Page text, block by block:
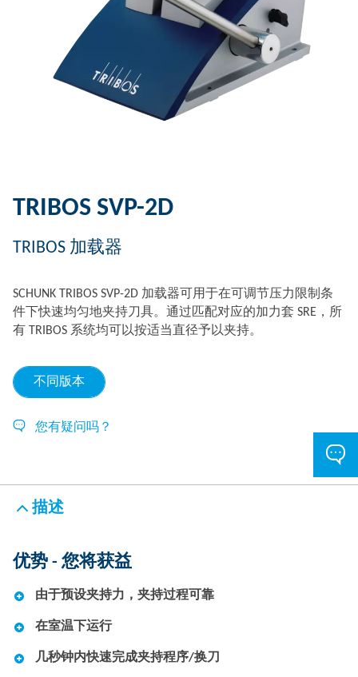
TRIBOS SVP-2D
TRIBOS 加载器
SCHUNK TRIBOS SVP-2D 加载器可用于在可调节压力限制条
件下快速均匀地夹持刀具。通过匹配对应的加力套 SRE，所
有 TRIBOS 系统均可以按适当直径予以夹持。
不同版本
您有疑问吗？
描述
优势 - 您将获益
由于预设夹持力，夹持过程可靠
在室温下运行
几秒钟内快速完成夹持程序/换刀